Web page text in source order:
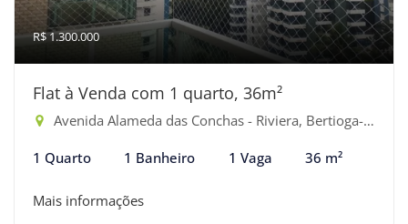
R$ 1.300.000
Flat à Venda com 1 quarto, 36m²
Avenida Alameda das Conchas - Riviera, Bertioga-SP
1 Quarto 1 Banheiro 1 Vaga 36 m²
Mais informações